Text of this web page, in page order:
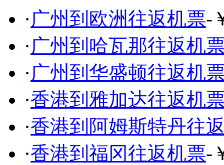
·广州到欧洲往返机票-
·广州到哈瓦那往返机
·广州到华盛顿往返机
·香港到雅加达往返机
·香港到阿姆斯特丹往
·香港到福冈往返机票-